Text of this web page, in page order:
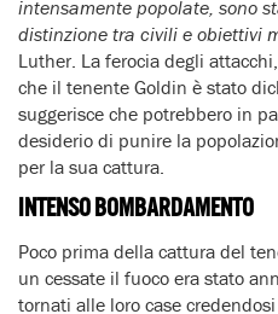
intensamente popolate, sono
distinzione tra civili e obiettivi
Luther. La ferocia degli
che il tenente Goldin è stato
suggerisce che potrebbero in
desiderio di punire la
per la sua cattura.
INTENSO BOMBARDAMENTO
Poco prima della cattura del
un cessate il fuoco era stato
tornati alle loro case